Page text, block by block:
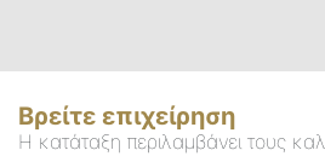
Βρείτε επιχείρηση
Η κατάταξη περιλαμβάνει τους